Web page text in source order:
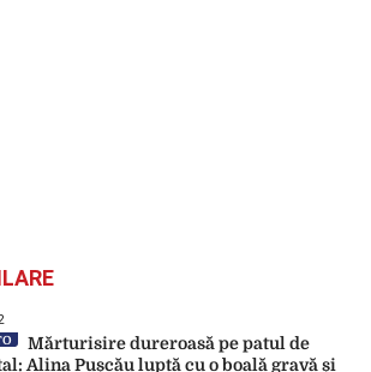
Mărturisire dureroasă pe patul de
Alina Pușcău luptă cu o boală gravă și